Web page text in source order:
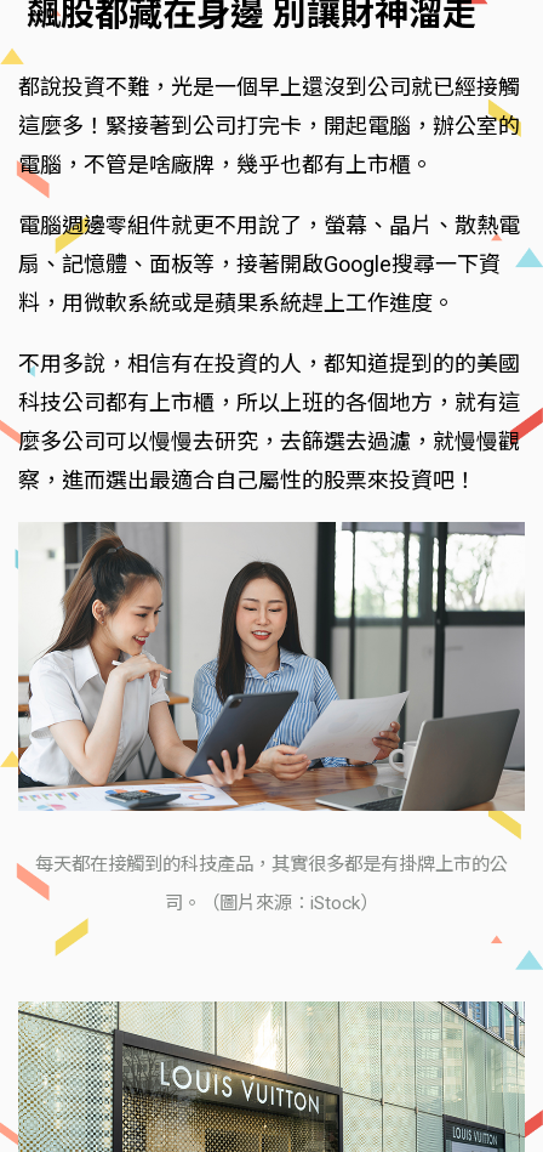
飆股都藏在身邊 別讓財神溜走
都說投資不難，光是一個早上還沒到公司就已經接觸
這麼多！緊接著到公司打完卡，開起電腦，辦公室的
電腦，不管是啥廠牌，幾乎也都有上市櫃。
電腦週邊零組件就更不用說了，螢幕、晶片、散熱電
扇、記憶體、面板等，接著開啟Google搜尋一下資
料，用微軟系統或是蘋果系統趕上工作進度。
不用多說，相信有在投資的人，都知道提到的的美國
科技公司都有上市櫃，所以上班的各個地方，就有這
麼多公司可以慢慢去研究，去篩選去過濾，就慢慢觀
察，進而選出最適合自己屬性的股票來投資吧！
每天都在接觸到的科技產品，其實很多都是有掛牌上市的公
司。（圖片來源：iStock）